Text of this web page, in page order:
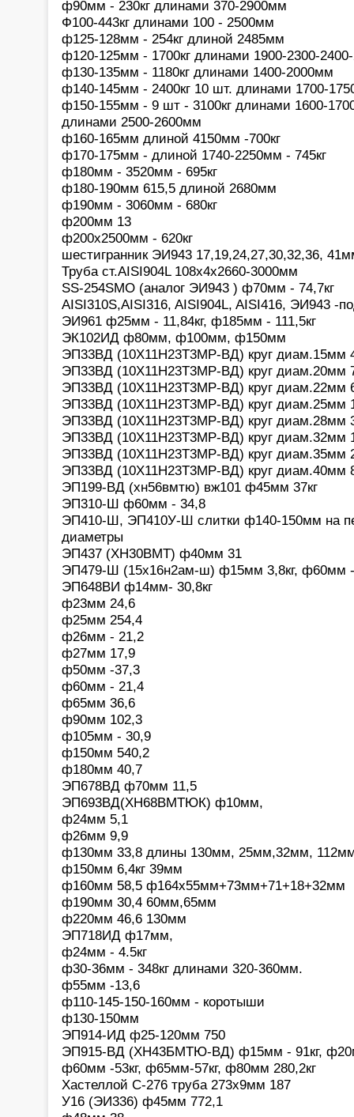
ф90мм - 230кг длинами 370-2900мм
Ф100-443кг длинами 100 - 2500мм
ф125-128мм - 254кг длиной 2485мм
ф120-125мм - 1700кг длинами 1900-2300-
ф130-135мм - 1180кг длинами 1400-2000мм
ф140-145мм - 2400кг 10 шт. длинами 1700-
ф150-155мм - 9 шт - 3100кг длинами 1600-
длинами 2500-2600мм
ф160-165мм длиной 4150мм -700кг
ф170-175мм - длиной 1740-2250мм - 745кг
ф180мм - 3520мм - 695кг
ф180-190мм 615,5 длиной 2680мм
ф190мм - 3060мм - 680кг
ф200мм 13
ф200х2500мм - 620кг
шестигранник ЭИ943 17,19,24,27,30,32,36,
Труба ст.AISI904L 108х4х2660-3000мм
SS-254SMO (аналог ЭИ943 ) ф70мм - 74,7кг
AISI310S,AISI316, AISI904L, AISI416, ЭИ943 -
ЭИ961 ф25мм - 11,84кг, ф185мм - 111,5кг
ЭК102ИД ф80мм, ф100мм, ф150мм
ЭП33ВД (10Х11Н23Т3МР-ВД) круг диам.15мм
ЭП33ВД (10Х11Н23Т3МР-ВД) круг диам.20мм
ЭП33ВД (10Х11Н23Т3МР-ВД) круг диам.22мм
ЭП33ВД (10Х11Н23Т3МР-ВД) круг диам.25мм
ЭП33ВД (10Х11Н23Т3МР-ВД) круг диам.28мм
ЭП33ВД (10Х11Н23Т3МР-ВД) круг диам.32мм
ЭП33ВД (10Х11Н23Т3МР-ВД) круг диам.35мм
ЭП33ВД (10Х11Н23Т3МР-ВД) круг диам.40мм
ЭП199-ВД (хн56вмтю) вж101 ф45мм 37кг
ЭП310-Ш ф60мм - 34,8
ЭП410-Ш, ЭП410У-Ш слитки ф140-150мм на
диаметры
ЭП437 (ХН30ВМТ) ф40мм 31
ЭП479-Ш (15х16н2ам-ш) ф15мм 3,8кг, ф60мм -
ЭП648ВИ ф14мм- 30,8кг
ф23мм 24,6
ф25мм 254,4
ф26мм - 21,2
ф27мм 17,9
ф50мм -37,3
ф60мм - 21,4
ф65мм 36,6
ф90мм 102,3
ф105мм - 30,9
ф150мм 540,2
ф180мм 40,7
ЭП678ВД ф70мм 11,5
ЭП693ВД(ХН68ВМТЮК) ф10мм,
ф24мм 5,1
ф26мм 9,9
ф130мм 33,8 длины 130мм, 25мм,32мм,
ф150мм 6,4кг 39мм
ф160мм 58,5 ф164х55мм+73мм+71+18+32мм
ф190мм 30,4 60мм,65мм
ф220мм 46,6 130мм
ЭП718ИД ф17мм,
ф24мм - 4.5кг
ф30-36мм - 348кг длинами 320-360мм.
ф55мм -13,6
ф110-145-150-160мм - коротыши
ф130-150мм
ЭП914-ИД ф25-120мм 750
ЭП915-ВД (ХН43БМТЮ-ВД) ф15мм - 91кг,
ф60мм -53кг, ф65мм-57кг, ф80мм 280,2кг
Хастеллой С-276 труба 273х9мм 187
У16 (ЭИ336) ф45мм 772,1